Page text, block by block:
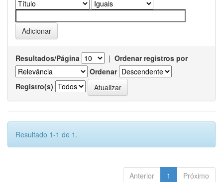
Resultados/Página | Ordenar registros por
Ordenar
Registro(s)
Resultado 1-1 de 1.
Anterior 1 Próximo